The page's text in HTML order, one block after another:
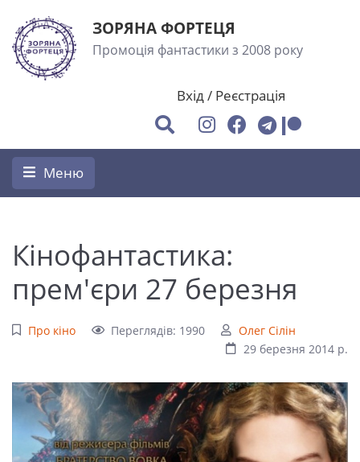
ЗОРЯНА ФОРТЕЦЯ
Промоція фантастики з 2008 року
Вхід/ Реєстрація
Меню
Кінофантастика:
прем'єри 27 березня
Про кіно Переглядів: 1990
Олег Сілін
29 березня 2014 р.